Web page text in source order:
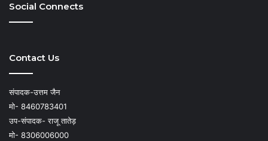
Social Connects
Contact Us
संपादक-उत्तम जैन
मो- 8460783401
उप-संपादक- राजू तातेड़
मो- 8306006000